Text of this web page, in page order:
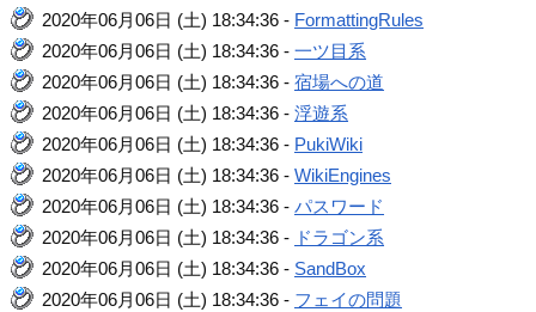
2020年06月06日 (土) 18:34:36 - FormattingRules
2020年06月06日 (土) 18:34:36 -一ツ目系
2020年06月06日 (土) 18:34:36 -宿場への道
2020年06月06日 (土) 18:34:36 -浮遊系
2020年06月06日 (土) 18:34:36 - PukiWiki
2020年06月06日 (土) 18:34:36 -WikiEngines
2020年06月06日 (土) 18:34:36 -パスワード
2020年06月06日 (土) 18:34:36 - ドラゴン系
2020年06月06日 (土) 18:34:36 - SandBox
2020年06月06日 (土) 18:34:36 - フェイの問題